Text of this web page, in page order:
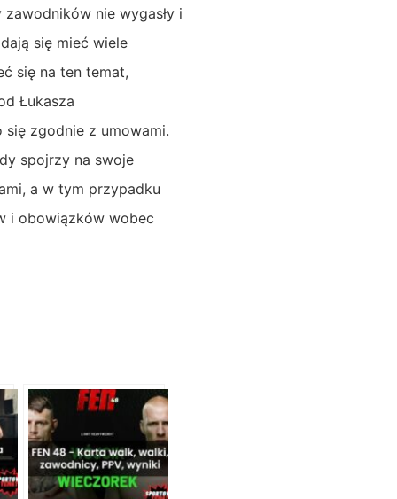
nie wygasły i
się mieć wiele
się na ten temat,
Łukasza
się zgodnie z umowami.
spojrzy na swoje
a w tym przypadku
i obowiązków wobec